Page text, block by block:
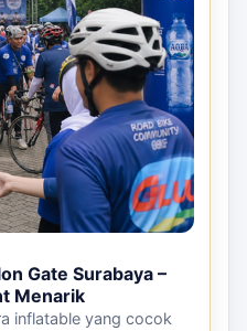
Gate Surabaya –
Menarik
inflatable yang cocok